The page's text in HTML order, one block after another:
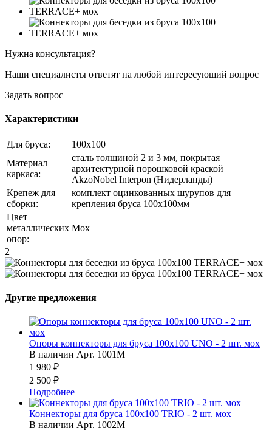
Нужна консультация?
Наши специалисты ответят на любой интересующий вопрос
Задать вопрос
Характеристики
Для бруса:
100х100
Материал
каркаса:
сталь толщиной 2 и 3 мм, покрытая
архитектурной порошковой краской
AkzoNobel Interpon (Нидерланды)
Крепеж для
сборки:
комплект оцинкованных шурупов для
крепления бруса 100x100мм
Цвет
металлических
опор:
Мох
2
Другие предложения
Опоры коннекторы для бруса 100x100 UNO - 2 шт. мох
В наличии Арт. 1001M
1 980 ₽
2 500 ₽
Подробнее
Коннекторы для бруса 100x100 TRIO - 2 шт. мох
В наличии Арт. 1002M